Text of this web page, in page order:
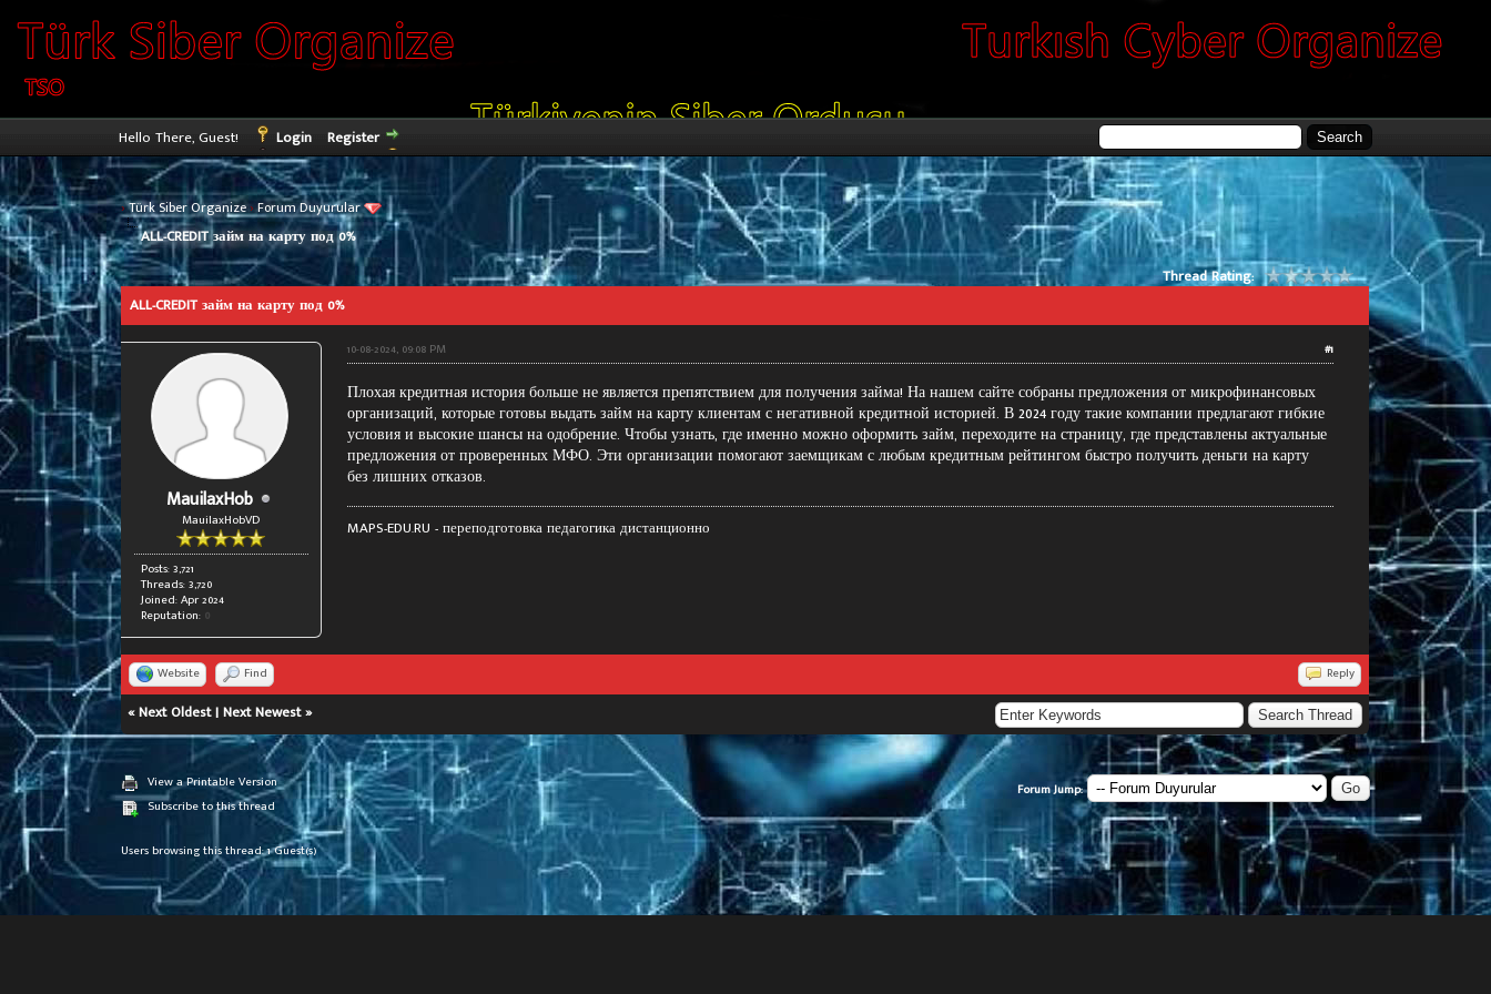
Hello There, Guest! Login Register
›Türk Siber Organize›Forum Duyurular
ALL-CREDIT займ на карту под 0%
Thread Rating:
0 Vote(s) - 0 Average
12
3
4
5
ALL-CREDIT займ на карту под 0%
MauilaxHob
MauilaxHobVD
Posts: 3,721
Threads: 3,720
Joined: Apr 2024
Reputation: 0
#1
10-08-2024, 09:08 PM
Плохая кредитная история больше не является препятствием для получения займа! На нашемсайтесобраны предложения от микрофинансовых
организаций, которые готовы выдать займ на карту клиентам с негативной кредитной историей. В 2024 году такие компании предлагают гибкие
условия и высокие шансы на одобрение. Чтобы узнать, где именно можно оформить займ, переходите настраницу, где представлены актуальные
предложения от проверенных МФО. Эти организации помогают заемщикам с любым кредитным рейтингом быстро получить деньги на карту
без лишних отказов.
MAPS-EDU.RU -переподготовка педагогика дистанционно
Website Find Reply
«Next Oldest|Next Newest»
View a Printable Version
Subscribe to this thread
Forum Jump:
Users browsing this thread: 1 Guest(s)